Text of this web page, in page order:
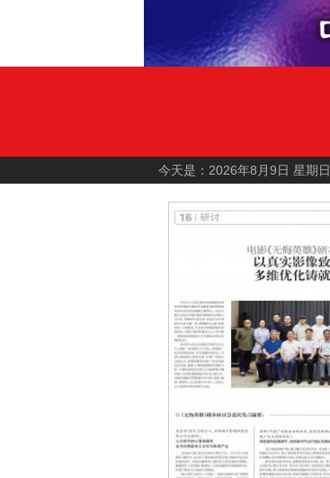
今天是：2026年8月9日 星期日